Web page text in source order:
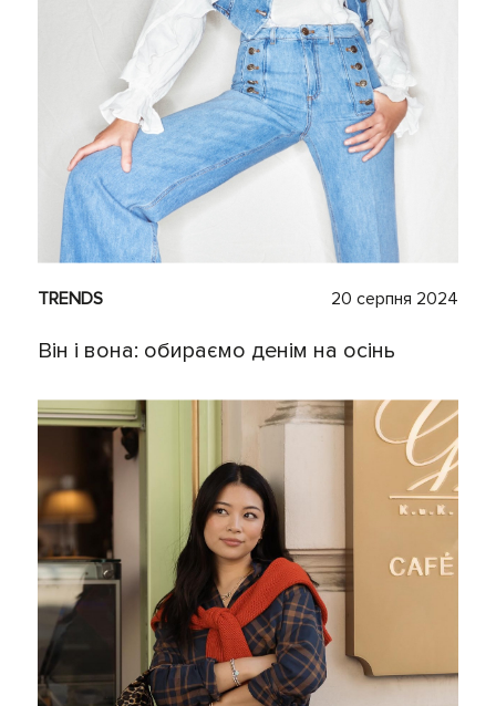
TRENDS 20 серпня 2024
Він і вона: обираємо денім на осінь